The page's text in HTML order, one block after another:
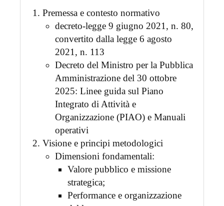
Premessa e contesto normativo
decreto-legge 9 giugno 2021, n. 80,
convertito dalla legge 6 agosto
2021, n. 113
Decreto del Ministro per la Pubblica
Amministrazione del 30 ottobre
2025: Linee guida sul Piano
Integrato di Attività e
Organizzazione (PIAO) e Manuali
operativi
Visione e principi metodologici
Dimensioni fondamentali:
Valore pubblico e missione
strategica;
Performance e organizzazione